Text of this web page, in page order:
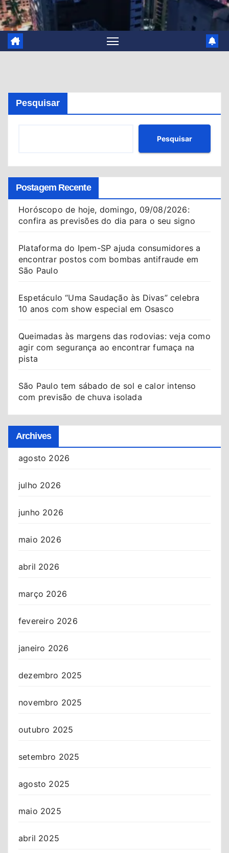
Pesquisar
Pesquisar
Postagem Recente
Horóscopo de hoje, domingo, 09/08/2026:
confira as previsões do dia para o seu signo
Plataforma do Ipem-SP ajuda consumidores a
encontrar postos com bombas antifraude em
São Paulo
Espetáculo “Uma Saudação às Divas” celebra
10 anos com show especial em Osasco
Queimadas às margens das rodovias: veja como
agir com segurança ao encontrar fumaça na
pista
São Paulo tem sábado de sol e calor intenso
com previsão de chuva isolada
Archives
agosto 2026
julho 2026
junho 2026
maio 2026
abril 2026
março 2026
fevereiro 2026
janeiro 2026
dezembro 2025
novembro 2025
outubro 2025
setembro 2025
agosto 2025
maio 2025
abril 2025